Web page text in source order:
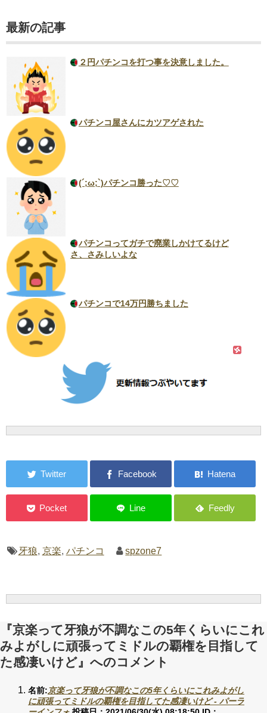
最新の記事
２円パチンコを打つ事を決意しました。
パチンコ屋さんにカツアゲされた
(´;ω;`)パチンコ勝った♡♡
パチンコってガチで廃業しかけてるけど
さ、さみしいよな
パチンコで14万円勝ちました
牙狼, 京楽, パチンコ spzone7
『京楽って牙狼が不調なこの5年くらいにこれ
みよがしに頑張ってミドルの覇権を目指して
た感凄いけど』へのコメント
名前:京楽って牙狼が不調なこの5年くらいにこれみよがし
に頑張ってミドルの覇権を目指してた感凄いけど - パーラ